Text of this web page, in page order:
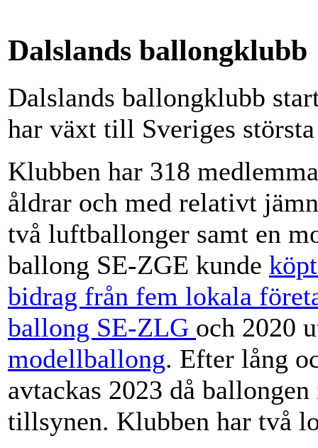
Dalslands ballongklubb
Dalslands ballongklubb
har växt till Sveriges
Klubben har 318
åldrar och med relativt
två luftballonger samt en
ballong SE-ZGE kunde
bidrag från fem lokala
ballong SE-ZLG och 2020
modellballong. Efter lång
avtackas 2023 då
tillsynen. Klubben har två